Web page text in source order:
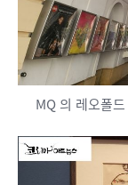
MQ 의 레오폴